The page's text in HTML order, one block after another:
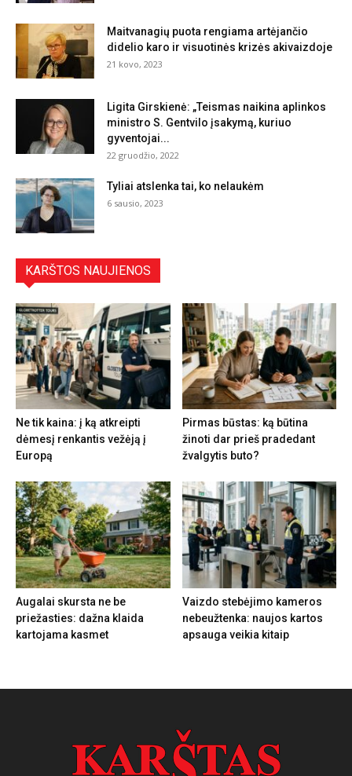
Maitvanagių puota rengiama artėjančio
didelio karo ir visuotinės krizės akivaizdoje
21 kovo, 2023
Ligita Girskienė: „Teismas naikina aplinkos
ministro S. Gentvilo įsakymą, kuriuo
gyventojai...
22 gruodžio, 2022
Tyliai atslenka tai, ko nelaukėm
6 sausio, 2023
KARŠTOS NAUJIENOS
Ne tik kaina: į ką atkreipti
dėmesį renkantis vežėją į
Europą
Pirmas būstas: ką būtina
žinoti dar prieš pradedant
žvalgytis buto?
Augalai skursta ne be
priežasties: dažna klaida
kartojama kasmet
Vaizdo stebėjimo kameros
nebeužtenka: naujos kartos
apsauga veikia kitaip